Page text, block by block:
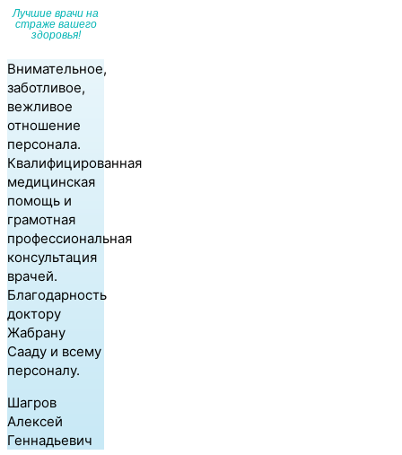
Лучшие врачи на
страже вашего
здоровья!
Внимательное,
заботливое,
вежливое
отношение
персонала.
Квалифицированная
медицинская
помощь и
грамотная
профессиональная
консультация
врачей.
Благодарность
доктору
Жабрану
Сааду и всему
персоналу.
Шагров
Алексей
Геннадьевич